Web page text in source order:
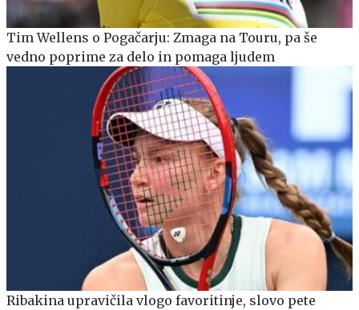
Tim Wellens o Pogačarju: Zmaga na Touru, pa še
vedno poprime za delo in pomaga ljudem
Ribakina upravičila vlogo favoritinje, slovo pete